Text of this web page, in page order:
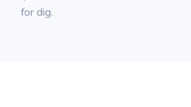
for dig.